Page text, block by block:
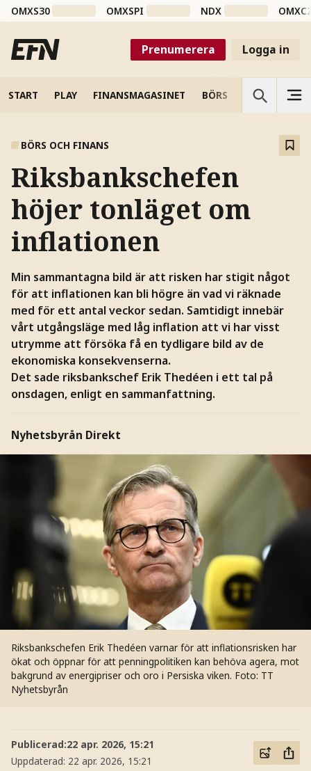
OMXS30 OMXSPI NDX
Prenumerera Logga in
START PLAY FINANSMAGASINET BÖRS VETENSKAP
BÖRS OCH FINANS
Riksbankschefen
höjer tonläget om
inflationen
Min sammantagna bild är att risken har stigit något
för att inflationen kan bli högre än vad vi räknade
med för ett antal veckor sedan. Samtidigt innebär
vårt utgångsläge med låg inflation att vi har visst
utrymme att försöka få en tydligare bild av de
ekonomiska konsekvenserna.
Det sade riksbankschef Erik Thedéen i ett tal på
onsdagen, enligt en sammanfattning.
Nyhetsbyrån Direkt
Riksbankschefen Erik Thedéen varnar för att inflationsrisken har
ökat och öppnar för att penningpolitiken kan behöva agera, mot
bakgrund av energipriser och oro i Persiska viken. Foto: TT
Nyhetsbyrån
Publicerad:22 apr. 2026, 15:21
Uppdaterad: 22 apr. 2026, 15:21